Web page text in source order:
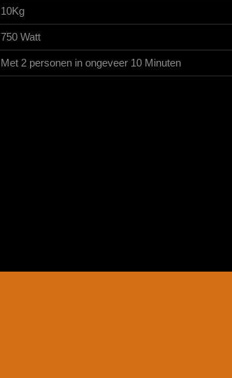
10Kg
750 Watt
Met 2 personen in ongeveer 10 Minuten